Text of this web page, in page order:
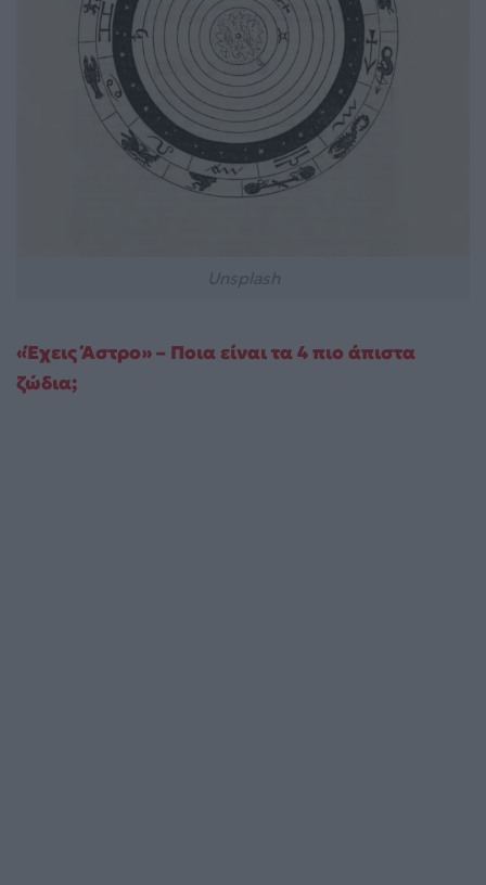
«Έχεις Άστρο» – Ποια είναι τα 4 πιο άπιστα
ζώδια;